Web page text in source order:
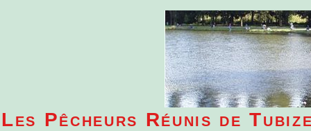
Les Pêcheurs Réunis de